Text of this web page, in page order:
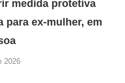
medida protetiva
para ex-mulher, em
2026